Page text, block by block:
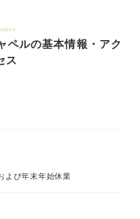
ペルの基本情報・アク
ス
よび年末年始休業